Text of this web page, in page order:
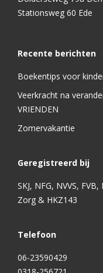
Stationsweg 60 Ede
Recente berichten
Boekentips voor
Veerkracht na
VRIENDEN
Zomervakantie
Geregistreerd bij
SKJ, NFG, NVVS,
Zorg & HKZ143
Telefoon
06-23590429